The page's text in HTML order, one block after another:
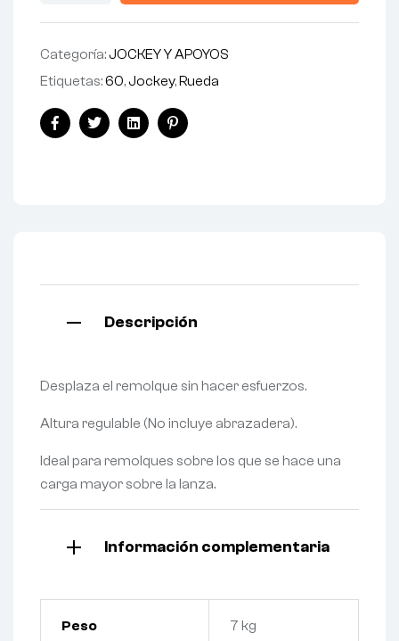
Categoría:JOCKEY Y APOYOS
Etiquetas:60,Jockey, Rueda
FacebookTwitterLinkedinPinterest
Descripción
Desplaza el remolque sin hacer esfuerzos.
Altura regulable (No incluye abrazadera).
Ideal para remolques sobre los que se hace una
carga mayor sobre la lanza.
Información complementaria
Peso 7 kg